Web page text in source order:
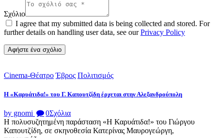
Σχόλιο
I agree that my submitted data is being collected and stored. For
further details on handling user data, see ourPrivacy Policy
Cinema-Θέατρο Έβρος Πολιτισμός
Η «Καρυάτιδα!» του Γ. Καπουτζίδη έρχεται στην Αλεξανδρούπολη
by gnomi 0Σχόλια
Η πολυσυζητημένη παράσταση «Η Καρυάτιδα!» του Γιώργου
Καπουτζίδη, σε σκηνοθεσία Κατερίνας Μαυρογεώργη,